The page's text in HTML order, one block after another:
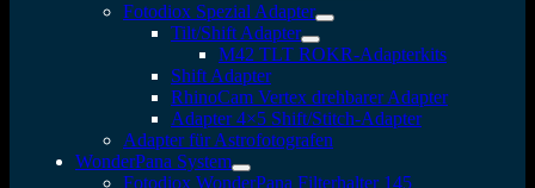
Fotodiox Spezial Adapter
Tilt/Shift Adapter
M42 TLT ROKR-Adapterkits
Shift Adapter
RhinoCam Vertex drehbarer Adapter
Adapter 4×5 Shift/Stitch-Adapter
Adapter für Astrofotografen
WonderPana System
Fotodiox WonderPana Filterhalter 145